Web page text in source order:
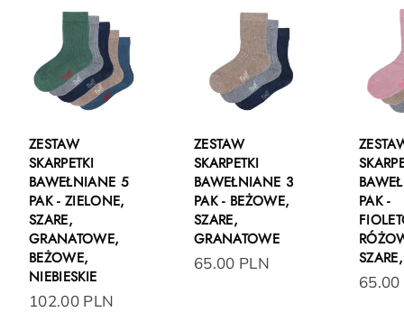
ZESTAW
SKARPETKI
BAWEŁNIANE 5
PAK - ZIELONE,
SZARE,
GRANATOWE,
BEŻOWE,
NIEBIESKIE
102.00 PLN
ZESTAW
SKARPETKI
BAWEŁNIANE 3
PAK - BEŻOWE,
SZARE,
GRANATOWE
65.00 PLN
PAK -
65.00